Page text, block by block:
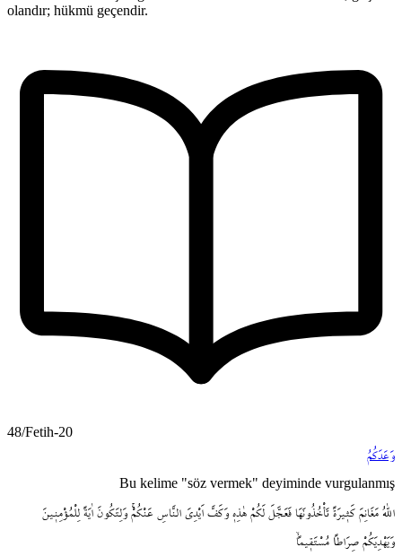
olandır; hükmü geçendir.
48/Fetih-20
وَعَدَكُمُ
Bu kelime "söz vermek" deyiminde vurgulanmış
اللّٰهُ مَغَانِمَ كَث۪يرَةً تَأْخُذُونَهَا فَعَجَّلَ لَكُمْ هٰذِه۪ وَكَفَّ اَيْدِيَ النَّاسِ عَنْكُمْۚ وَلِتَكُونَ اٰيَةً لِلْمُؤْمِن۪ينَ
وَيَهْدِيَكُمْ صِرَاطاً مُسْتَق۪يماًۙ